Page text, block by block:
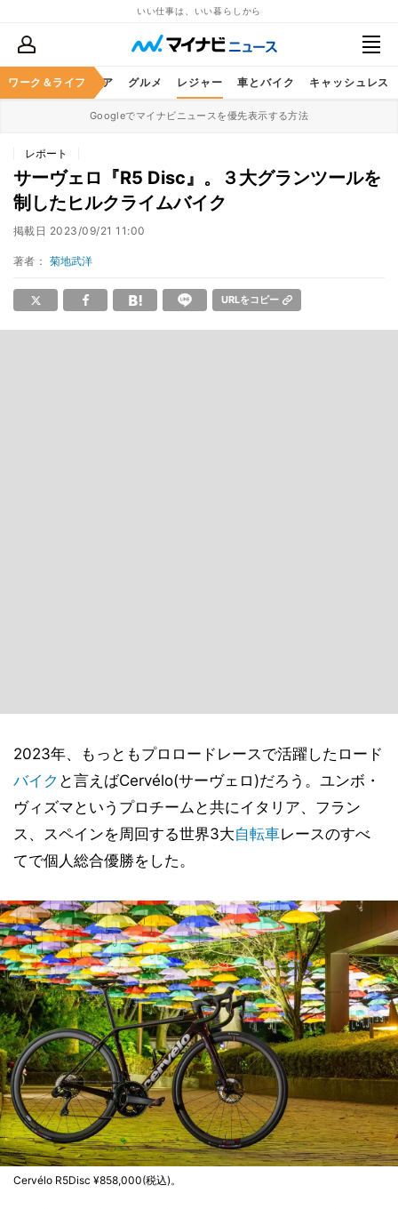
いい仕事は、いい暮らしから
ワーク＆ライフ
暮らし ヘルスケア グルメ レジャー 車とバイク キャッシュレス
Googleでマイナビニュースを優先表示する方法
レポート
サーヴェロ『R5 Disc』。３大グランツールを
制したヒルクライムバイク
掲載日 2023/09/21 11:00
著者： 菊地武洋
URLをコピー
2023年、もっともプロロードレースで活躍したロード
バイク と言えばCervélo(サーヴェロ)だろう。ユンボ・
ヴィズマというプロチームと共にイタリア、フラン
ス、スペインを周回する世界3大自転車レースのすべ
てで個人総合優勝をした。
Cervélo R5Disc ¥858,000(税込)。